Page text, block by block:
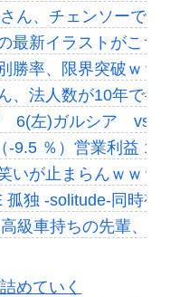
さん、チェンソーで
最新イラストがこ
勝率、限界突破ｗｗ
、法人数が10年で
6(左)ガルシア vs
9.5 ％）営業利益
いが止まらんｗｗ
孤独 -solitude-同時
級車持ちの先輩、
めていく